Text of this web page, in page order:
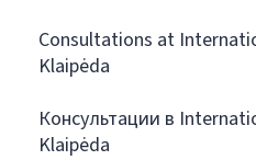
Consultations at
Klaipėda
Консультации в
Klaipėda